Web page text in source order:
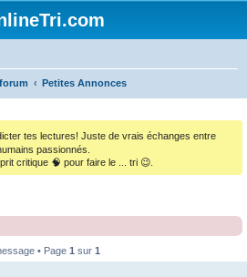
Petites Annonces
tes lectures! Juste de vrais échanges entre
passionnés.
critique 🧠 pour faire le ... tri 😉.
• Page 1 sur 1